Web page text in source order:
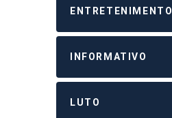
ENTRETENIMENTO
INFORMATIVO
LUTO